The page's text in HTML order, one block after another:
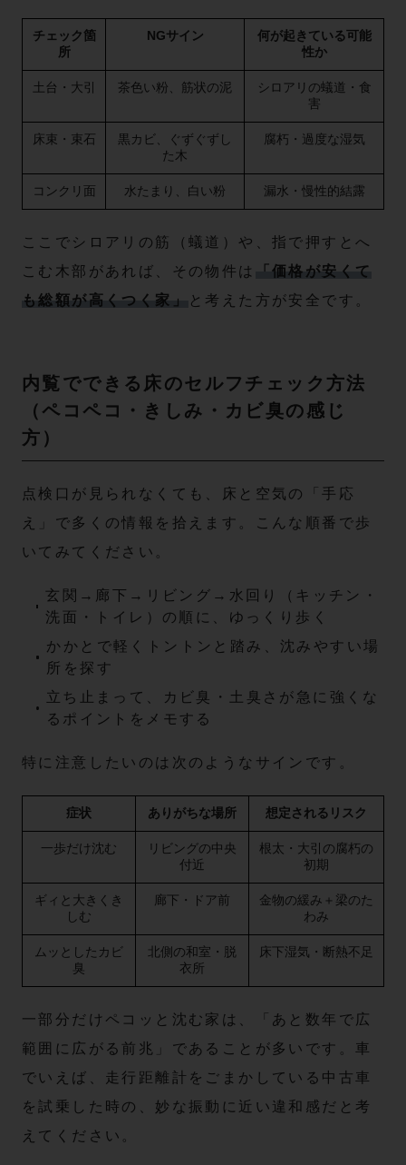
チェック箇
所
NGサイン
何が起きている可能
性か
土台・大引 茶色い粉、筋状の泥
シロアリの蟻道・食
害
床束・束石
黒カビ、ぐずぐずし
た木
腐朽・過度な湿気
コンクリ面 水たまり、白い粉 漏水・慢性的結露
ここでシロアリの筋（蟻道）や、指で押すとへ
こむ木部があれば、その物件は
「価格が安くて
も総額が高くつく家」
と考えた方が安全です。
内覧でできる床のセルフチェック方法
（ペコペコ・きしみ・カビ臭の感じ
方）
点検口が見られなくても、床と空気の「手応
え」で多くの情報を拾えます。こんな順番で歩
いてみてください。
玄関→廊下→リビング→水回り（キッチン・
洗面・トイレ）の順に、ゆっくり歩く
かかとで軽くトントンと踏み、沈みやすい場
所を探す
立ち止まって、カビ臭・土臭さが急に強くな
るポイントをメモする
特に注意したいのは次のようなサインです。
症状 ありがちな場所 想定されるリスク
一歩だけ沈む
リビングの中央
付近
根太・大引の腐朽の
初期
ギィと大きくき
しむ
廊下・ドア前
金物の緩み＋梁のた
わみ
ムッとしたカビ
臭
北側の和室・脱
衣所
床下湿気・断熱不足
一部分だけペコッと沈む家は、「あと数年で広
範囲に広がる前兆」であることが多いです。車
でいえば、走行距離計をごまかしている中古車
を試乗した時の、妙な振動に近い違和感だと考
えてください。